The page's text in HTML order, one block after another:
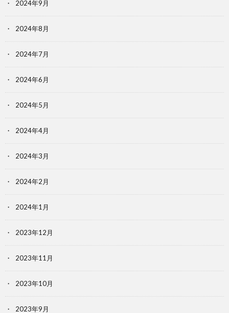
2024年9月
2024年8月
2024年7月
2024年6月
2024年5月
2024年4月
2024年3月
2024年2月
2024年1月
2023年12月
2023年11月
2023年10月
2023年9月